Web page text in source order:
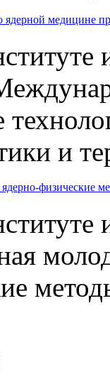
ядерной медицине
и
физические